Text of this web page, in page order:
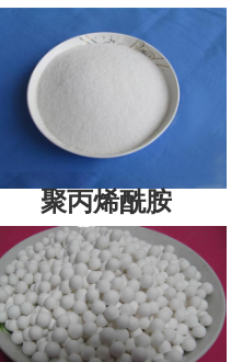
聚丙烯酰胺